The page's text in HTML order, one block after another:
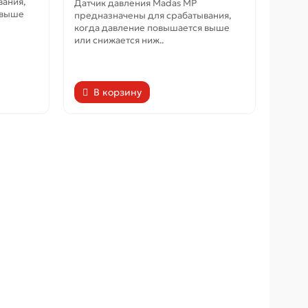
Датчик давления Madas МР
предназначены для срабатывания,
когда давление повышается выше
или снижается ниж..
В корзину